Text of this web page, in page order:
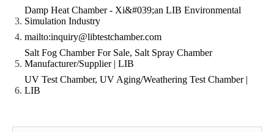
Damp Heat Chamber - Xi&#039;an LIB Environmental
Simulation Industry
mailto:inquiry@libtestchamber.com
Salt Fog Chamber For Sale, Salt Spray Chamber
Manufacturer/Supplier | LIB
UV Test Chamber, UV Aging/Weathering Test Chamber |
LIB